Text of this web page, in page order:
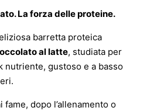
prezzo:
2,10 €
a
50,40 €
La forza delle proteine.
barretta proteica
al latte, studiata per
nutriente, gustoso e a basso
dopo l’allenamento o